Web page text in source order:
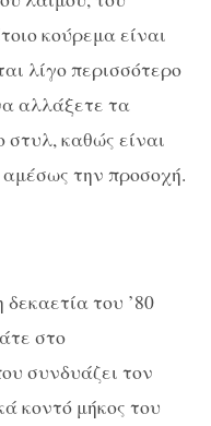
κούρεμα είναι
λίγο περισσότερο
αλλάξετε τα
καθώς είναι
την προσοχή.
του ’80
στο
συνδυάζει τον
κοντό μήκος του